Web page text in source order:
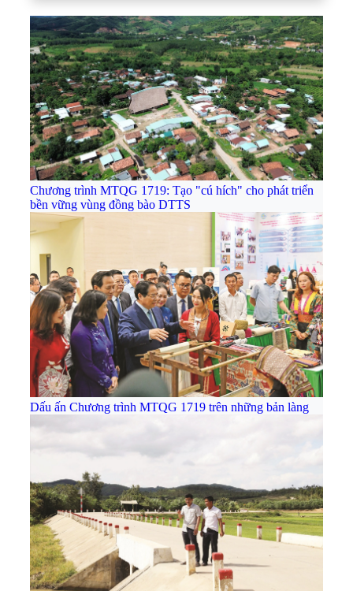
Chương trình MTQG 1719: Tạo "cú hích" cho phát triển
bền vững vùng đồng bào DTTS
Dấu ấn Chương trình MTQG 1719 trên những bản làng